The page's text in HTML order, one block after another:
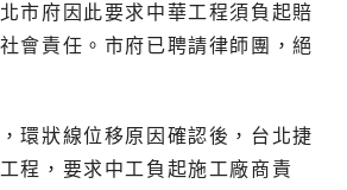
市府因此要求中華工程須負起賠
會責任。市府已聘請律師團，絕
環狀線位移原因確認後，台北捷
程，要求中工負起施工廠商責